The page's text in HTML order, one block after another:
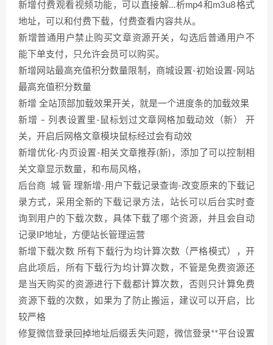
新增付费观看视频功能，可以直接解…析mp4和m3u8格式
地址，可以和付费下载，付费查看内容共从。
新增普通用户禁止购买文章资源开关，勾选后普通用户不
能下单支付，只允许会员可以购买。
新增网站最高充值积分数量限制，商城设置-初始设置-网站
最高充值积分数量
新增 全站顶部加载效果开关，就是一个进度条的加载效果
新增 – 列表设置里-鼠标划过文章网格加载动效（新） 开
关，开启后网格文章模块鼠标经过会有动效
新增优化-内页设置-相关文章推荐(新)，添加了可以控制相
关文章显示数量，和布局风格，
后台商 城 管 理新增-用户下载记录查询-改变原来的下载记
录方式，采用全新的下载记录方法，站长可以后台实时查
询到用户的下载次数，具体下载了哪个资源，并且会自动
记录IP地址，方便站长管理运营
新增下载次数 所有下载行为均计算次数（严格模式），开
启此项后，所有下载行为均计算次数，不管是免费资源还
是当天购买的资源进行下载都计算次数，否则只计算免费
资源下载的次数，如果为了防止搬运，建议可以开启，比
较严格
修复微信登录回掉地址后缀丢失问题，微信登录**平台设置